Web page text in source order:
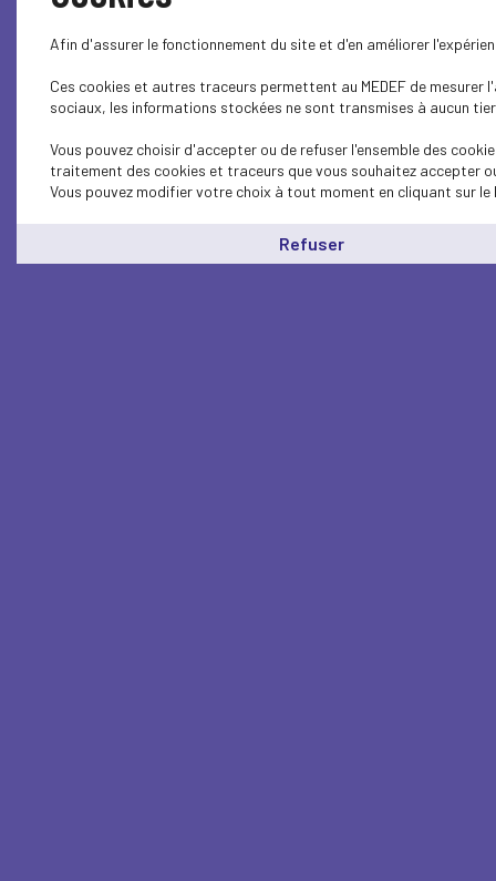
Afin d'assurer le fonctionnement du site et d'en améliorer
Ces cookies et autres traceurs permettent au MEDEF de
sociaux, les informations stockées ne sont transmises à aucun
Vous pouvez choisir d'accepter ou de refuser l'ensemble des
traitement des cookies et traceurs que vous souhaitez accepter
Vous pouvez modifier votre choix à tout moment en cliquant sur le
Refuser